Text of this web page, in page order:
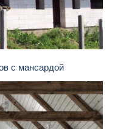
с мансардой